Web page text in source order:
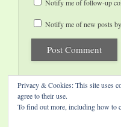
Notify me of follow-up
Notify me of new posts
Privacy & Cookies: This site uses
agree to their use.
To find out more, including how to